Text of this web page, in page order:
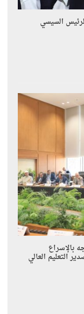
السيسي
بالإسراع
التعليم العالي